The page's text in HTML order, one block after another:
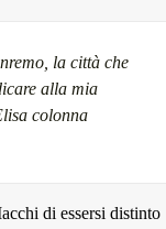
la città che
alla mia
colonna
di essersi distinto